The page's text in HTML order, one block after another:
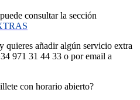
consultar la sección
quieres añadir algún servicio extra
971 31 44 33 o por email a
con horario abierto?